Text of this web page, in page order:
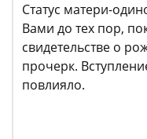
Статус матери-
Вами до тех пор,
свидетельстве о
прочерк.
повлияло.